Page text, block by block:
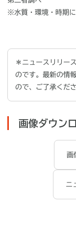
※水質・環境・時期に
＊ニュースリリー
のです。最新の情
ので、ご了承くださ
画像ダウン
画
ニ